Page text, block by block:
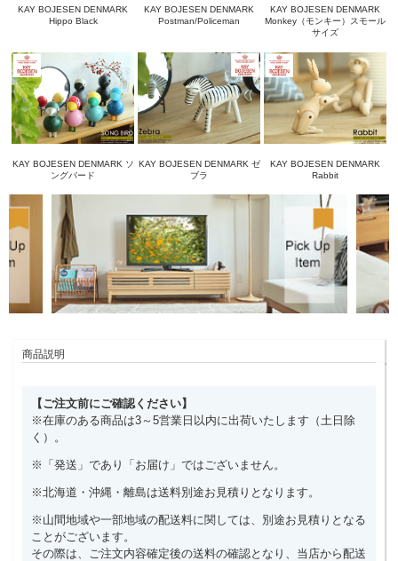
KAY BOJESEN DENMARK
Hippo Black
KAY BOJESEN DENMARK
Postman/Policeman
KAY BOJESEN DENMARK
Monkey（モンキー）スモール
サイズ
KAY BOJESEN DENMARK ソ
ングバード
KAY BOJESEN DENMARK ゼ
ブラ
KAY BOJESEN DENMARK
Rabbit
商品説明
【ご注文前にご確認ください】
※在庫のある商品は3～5営業日以内に出荷いたします（土日除
く）。
※「発送」であり「お届け」ではございません。
※北海道・沖縄・離島は送料別途お見積りとなります。
※山間地域や一部地域の配送料に関しては、別途お見積りとなる
ことがございます。
その際は、ご注文内容確定後の送料の確認となり、当店から配送